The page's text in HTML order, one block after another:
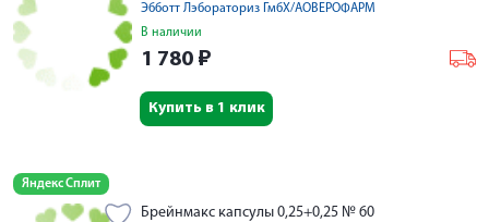
Эбботт Лэбораториз ГмбХ/АОВЕРОФАРМ
В наличии
1 780 ₽
Купить в 1 клик
Яндекс Сплит
Брейнмакс капсулы 0,25+0,25 № 60